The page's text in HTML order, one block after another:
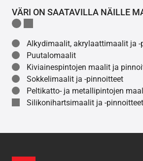
VÄRI ON SAATAVILLA NÄILLE
Alkydimaalit, akrylaattimaalit ja -
Puutalomaalit
Kiviainespintojen maalit ja
Sokkelimaalit ja -pinnoitteet
Peltikatto- ja metallipintojen
Silikonihartsimaalit ja -